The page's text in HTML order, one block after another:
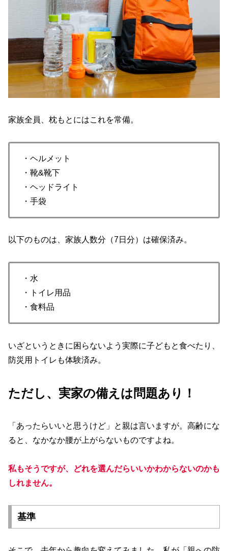
家族全員、枕もとにはこれを常備。
・ヘルメット
・靴&靴下
・ヘッドライト
・手袋
以下のものは、家族人数分（7日分）は確保済み。
・水
・トイレ用品
・食料品
いざというときに困らないよう実際に子どもと食べたり、
防災用トイレも体験済み。
ただし、 実家の備えは問題あり！
「あったらいいと思うけど」と親は言いますが。高齢にな
ると、なかなか腰が上がらないものですよね。
私もそうですが、
どれを選んだらいいかわからないのかも
しれません。
基準